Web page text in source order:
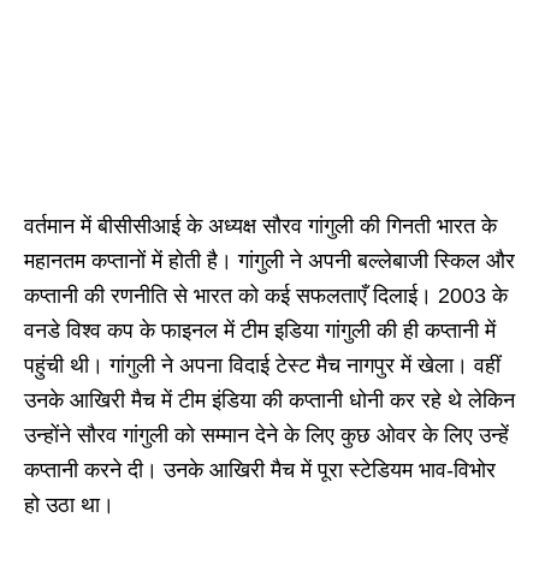
वर्तमान में बीसीसीआई के अध्यक्ष सौरव गांगुली की गिनती भारत के
महानतम कप्तानों में होती है। गांगुली ने अपनी बल्लेबाजी स्किल और
कप्तानी की रणनीति से भारत को कई सफलताएँ दिलाई। 2003 के
वनडे विश्व कप के फाइनल में टीम इडिया गांगुली की ही कप्तानी में
पहुंची थी। गांगुली ने अपना विदाई टेस्ट मैच नागपुर में खेला। वहीं
उनके आखिरी मैच में टीम इंडिया की कप्तानी धोनी कर रहे थे लेकिन
उन्होंने सौरव गांगुली को सम्मान देने के लिए कुछ ओवर के लिए उन्हें
कप्तानी करने दी। उनके आखिरी मैच में पूरा स्टेडियम भाव-विभोर
हो उठा था।